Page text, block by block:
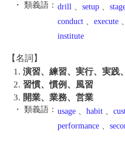
・ 類義語： drill 、 setup 、
conduct 、 execute 、
institute
【名詞】
1. 演習、練習、実行、実践
2. 習慣、慣例、風習
3. 開業、業務、営業
・ 類義語： usage 、 habit 、
performance 、